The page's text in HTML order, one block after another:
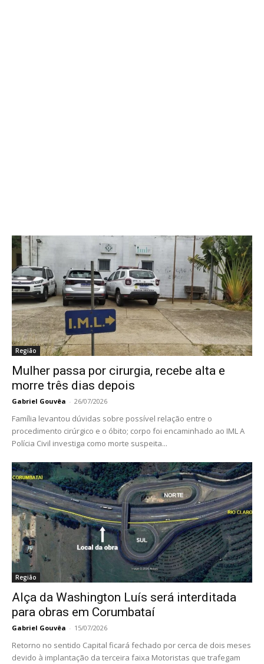
Região
Mulher passa por cirurgia, recebe alta e
morre três dias depois
Gabriel Gouvêa - 26/07/2026
Família levantou dúvidas sobre possível relação entre o
procedimento cirúrgico e o óbito; corpo foi encaminhado ao IML A
Polícia Civil investiga como morte suspeita...
Região
Alça da Washington Luís será interditada
para obras em Corumbataí
Gabriel Gouvêa - 15/07/2026
Retorno no sentido Capital ficará fechado por cerca de dois meses
devido à implantação da terceira faixa Motoristas que trafegam